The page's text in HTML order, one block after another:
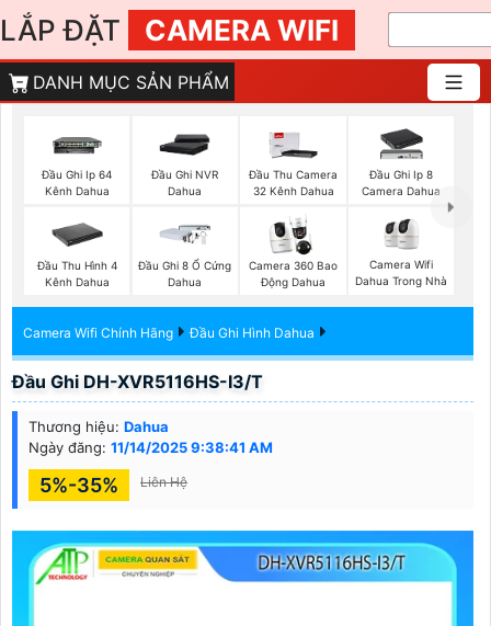
LẮP ĐẶT CAMERA WIFI
DANH MỤC SẢN PHẨM
Đầu Ghi Ip 64
Kênh Dahua
Đầu Ghi NVR
Dahua
Đầu Thu Camera
32 Kênh Dahua
Đầu Ghi Ip 8
Camera Dahua
Đầu Thu Hình 4
Kênh Dahua
Đầu Ghi 8 Ổ Cứng
Dahua
Camera 360 Bao
Động Dahua
Camera Wifi
Dahua Trong Nhà
Camera Wifi Chính Hãng Đầu Ghi Hình Dahua
Đầu Ghi DH-XVR5116HS-I3/T
Thương hiệu: Dahua
Ngày đăng: 11/14/2025 9:38:41 AM
5%-35% Liên Hệ